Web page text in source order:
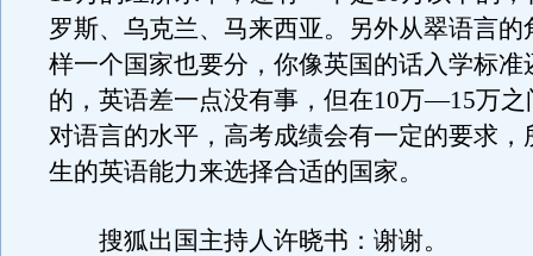
罗斯、乌克兰、马来西亚。另外从翠语言的
样一个国家也要分，你像英国的话入学标准
的，英语差一点没有事，但在10万—15万之
对语言的水平，高考成绩会有一定的要求，
生的英语能力来选择合适的国家。
搜狐出国主持人许晓书：谢谢。